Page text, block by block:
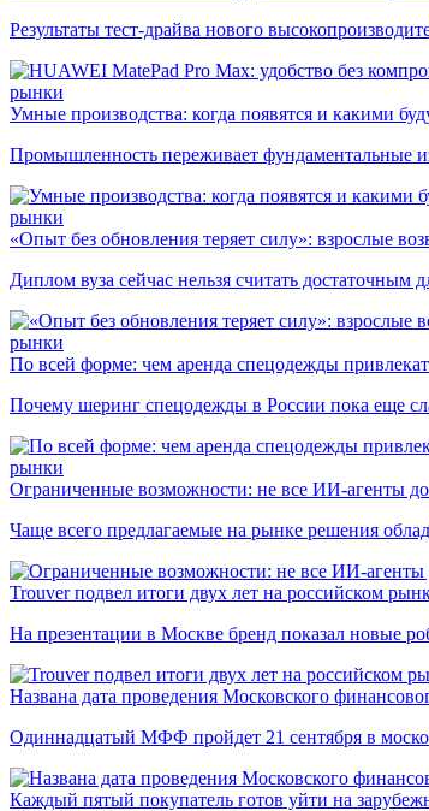
Результаты тест-драйва нового
рынки
Умные производства: когда появятся и какими
Промышленность переживает фундаментальные
рынки
«Опыт без обновления теряет силу»: взрослые
Диплом вуза сейчас нельзя считать достаточным
рынки
По всей форме: чем аренда спецодежды
Почему шеринг спецодежды в России пока еще
рынки
Ограниченные возможности: не все ИИ-агенты
Чаще всего предлагаемые на рынке решения
Trouver подвел итоги двух лет на российском
На презентации в Москве бренд показал новые
Названа дата проведения Московского
Одиннадцатый МФФ пройдет 21 сентября в
Каждый пятый покупатель готов уйти на